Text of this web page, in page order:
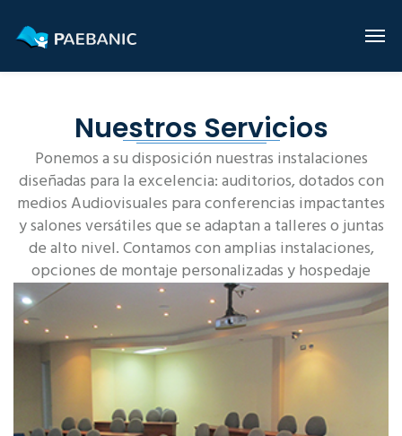
Nuestros Servicios
Ponemos a su disposición nuestras instalaciones
diseñadas para la excelencia: auditorios, dotados con
medios Audiovisuales para conferencias impactantes
y salones versátiles que se adaptan a talleres o juntas
de alto nivel. Contamos con amplias instalaciones,
opciones de montaje personalizadas y hospedaje